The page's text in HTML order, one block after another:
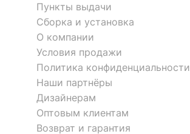
Пункты выдачи
Сборка и установка
О компании
Условия продажи
Политика конфиденциальности
Наши партнёры
Дизайнерам
Оптовым клиентам
Возврат и гарантия